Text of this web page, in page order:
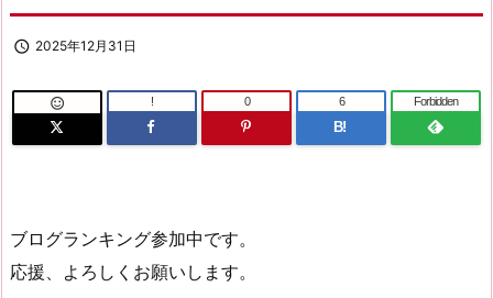
 2025年12月31日
 ! 0
B!
6 Forbidden
ブログランキング参加中です。
応援、よろしくお願いします。